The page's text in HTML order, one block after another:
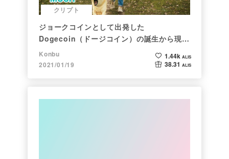
クリプト
ジョークコインとして出発した
Dogecoin（ドージコイン）の誕生から現在
まで。注目される非証券性🐶
Konbu
2021/01/19
1.44k ALIS
38.31 ALIS